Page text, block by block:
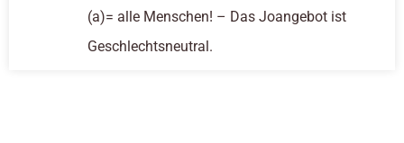
(a)= alle Menschen! – Das Joangebot ist
Geschlechtsneutral.